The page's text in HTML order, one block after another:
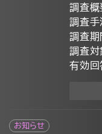
調査概
調査手
調査
調査対
有効回
お知らせ